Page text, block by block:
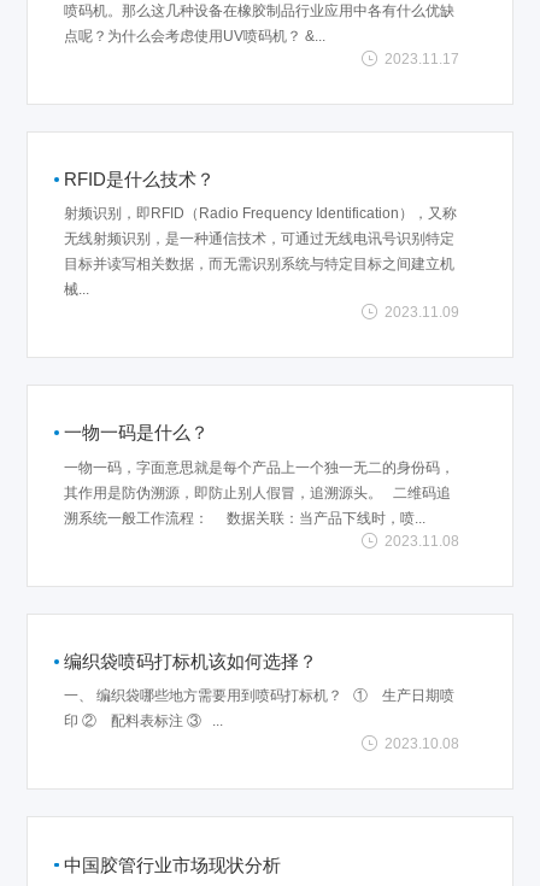
喷码机。那么这几种设备在橡胶制品行业应用中各有什么优缺
点呢？为什么会考虑使用UV喷码机？ &...
2023.11.17
RFID是什么技术？
射频识别，即RFID（Radio Frequency Identification），又称
无线射频识别，是一种通信技术，可通过无线电讯号识别特定
目标并读写相关数据，而无需识别系统与特定目标之间建立机
械...
2023.11.09
一物一码是什么？
一物一码，字面意思就是每个产品上一个独一无二的身份码，
其作用是防伪溯源，即防止别人假冒，追溯源头。 二维码追
溯系统一般工作流程： 数据关联：当产品下线时，喷...
2023.11.08
编织袋喷码打标机该如何选择？
一、 编织袋哪些地方需要用到喷码打标机？ ① 生产日期喷
印 ② 配料表标注 ③ ...
2023.10.08
中国胶管行业市场现状分析